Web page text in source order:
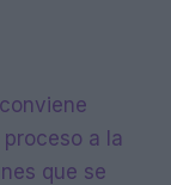
a la
que se